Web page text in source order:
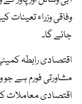
وفاقی وزراء
جائے گا۔
اقتصادی رابطہ
مشاورتی فورم ہے
اقتصادی معاملات